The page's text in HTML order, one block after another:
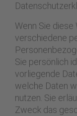
Wenn Sie
verschiedene
Sie persönlich
vorliegende
welche Daten
nutzen. Sie
Zweck das